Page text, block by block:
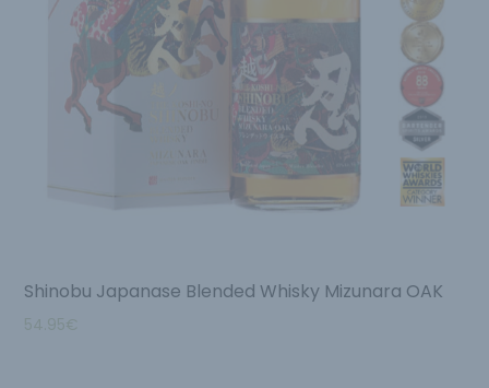
Shinobu Japanase Blended Whisky Mizunara OAK
54.95€